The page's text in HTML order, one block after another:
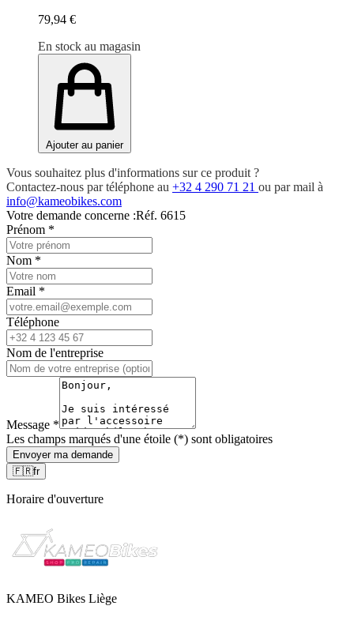
79,94 €
En stock au magasin
Ajouter au panier
Vous souhaitez plus d'informations sur ce produit ?
Contactez-nous par téléphone au +32 4 290 71 21 ou par mail à
info@kameobikes.com
Votre demande concerne :Réf. 6615
Prénom *
Nom *
Email *
Téléphone
Nom de l'entreprise
Message *
Les champs marqués d'une étoile (*) sont obligatoires
Envoyer ma demande
🇫🇷fr
Horaire d'ouverture
KAMEO Bikes Liège